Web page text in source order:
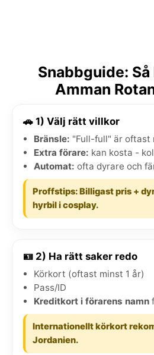
Snabbguide:
Amman
🚗 1) Välj rätt villkor
Bränsle: "Full-full" är oftast
Extra förare: kan kosta -
Automat: ofta dyrare och
Proffstips: Billigast pris +
hyrbil i cosplay.
🪪 2) Ha rätt saker redo
Körkort (oftast minst 1 år)
Pass/ID
Kreditkort i förarens namn
Internationellt körkort
Jordanien.